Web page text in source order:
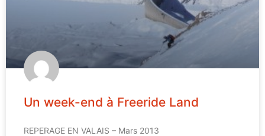
Un week-end à Freeride Land
REPERAGE EN VALAIS – Mars 2013